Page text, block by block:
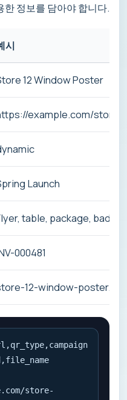
한 정보를 담아야 합니다.
시
12 Window Poster
example.com/store-
Launch
table, package, badge
000481
12-window-poster.svg
store-